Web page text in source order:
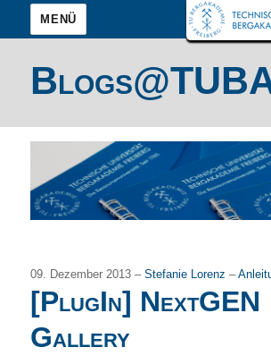
MENÜ
09. Dezember 2013 –Stefanie Lorenz–
[PlugIn] NextGEN
Gallery